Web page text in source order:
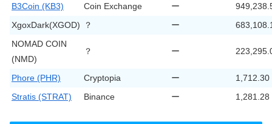
B3Coin (KB3) Coin Exchange ー
XgoxDark(XGOD)
？ ー
NOMAD COIN
(NMD)
？ ー
Phore (PHR) Cryptopia ー
1,712.30
Stratis (STRAT)
Binance ー 1,281.28